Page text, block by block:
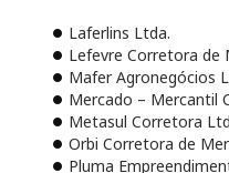
Laferlins Ltda.
Lefevre Corretora de
Mafer Agronegócios
Mercado – Mercantil
Metasul Corretora
Orbi Corretora de
Pluma